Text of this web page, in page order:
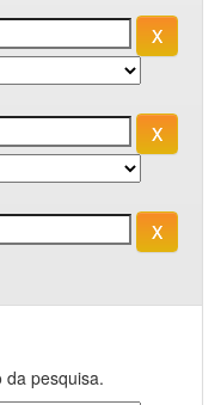
da pesquisa.